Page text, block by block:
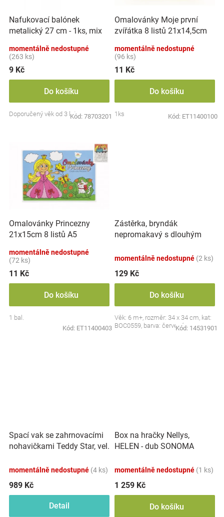
Hračkářství
ůo
d
u
k
ů
Nafukovací balónek
metalický 27 cm - 1ks, mix
momentálně nedostupné
(263 ks)
9 Kč
Do košíku
Doporučený věk od 3 letKód: 78703201
Omalovánky Moje první
zvířátka 8 listů 21x14,5cm
momentálně nedostupné
(96 ks)
11 Kč
Do košíku
1ks Kód: ET11400100
Omalovánky Princezny
21x15cm 8 listů A5
momentálně nedostupné
(72 ks)
11 Kč
Do košíku
1 bal.
Kód: ET11400403
Zástěrka, bryndák
nepromakavý s dlouhým
momentálně nedostupné (2 ks)
129 Kč
Do košíku
Věk: 6 m+, rozměr: 34 x 34 cm, kat:
BOC0559, barva: červená
Kód: 14531901
Spací vak se zahrnovacími
nohavičkami Teddy Star, vel.
momentálně nedostupné (4 ks)
989 Kč
Detail
Box na hračky Nellys,
HELEN - dub SONOMA
momentálně nedostupné (1 ks)
1 259 Kč
Do košíku